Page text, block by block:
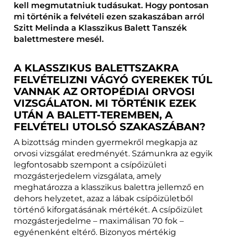
kell megmutatniuk tudásukat. Hogy pontosan
mi történik a felvételi ezen szakaszában arról
Szitt Melinda a Klasszikus Balett Tanszék
balettmestere mesél.
A KLASSZIKUS BALETTSZAKRA
FELVÉTELIZNI VÁGYÓ GYEREKEK TÚL
VANNAK AZ ORTOPÉDIAI ORVOSI
VIZSGÁLATON. MI TÖRTÉNIK EZEK
UTÁN A BALETT-TEREMBEN, A
FELVÉTELI UTOLSÓ SZAKASZÁBAN?
A bizottság minden gyermekről megkapja az
orvosi vizsgálat eredményét. Számunkra az egyik
legfontosabb szempont a csípőizületi
mozgásterjedelem vizsgálata, amely
meghatározza a klasszikus balettra jellemző en
dehors helyzetet, azaz a lábak csípőizületből
történő kiforgatásának mértékét. A csípőizület
mozgásterjedelme – maximálisan 70 fok –
egyénenként eltérő. Bizonyos mértékig